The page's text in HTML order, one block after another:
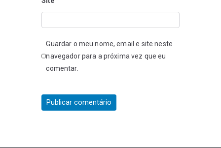
Guardar o meu nome, email e site neste
navegador para a próxima vez que eu
comentar.